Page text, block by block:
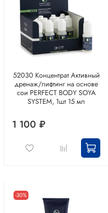
52030 Концентрат Активный
дренаж/лифтинг на основе
сои PERFECT BODY SOYA
SYSTEM, 1шт 15 мл
1 100 ₽
-30%